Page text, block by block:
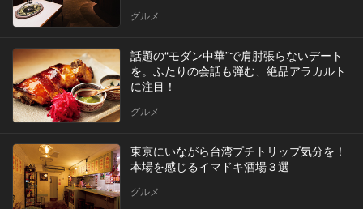
グルメ
話題の“モダン中華”で肩肘張らないデート
を。ふたりの会話も弾む、絶品アラカルト
に注目！
グルメ
東京にいながら台湾プチトリップ気分を！
本場を感じるイマドキ酒場３選
グルメ